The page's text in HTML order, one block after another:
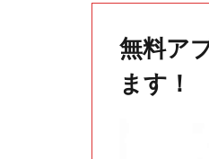
無料ア
ます！